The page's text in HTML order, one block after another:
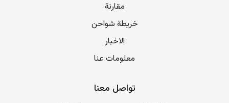
مقارنة
خريطة شواحن
الاخبار
معلومات عنا
تواصل معنا